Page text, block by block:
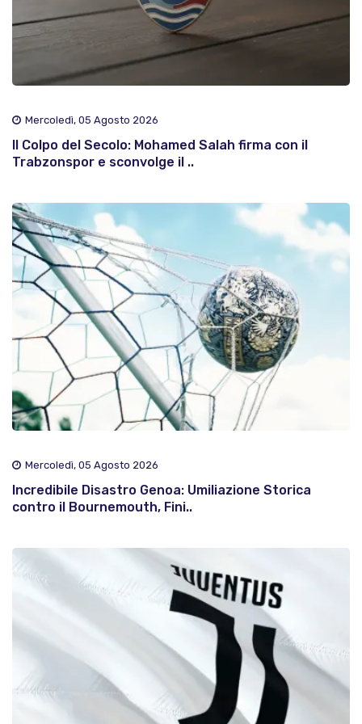
Mercoledì, 05 Agosto 2026
Il Colpo del Secolo: Mohamed Salah firma con il
Trabzonspor e sconvolge il ..
Mercoledì, 05 Agosto 2026
Incredibile Disastro Genoa: Umiliazione Storica
contro il Bournemouth, Fini..